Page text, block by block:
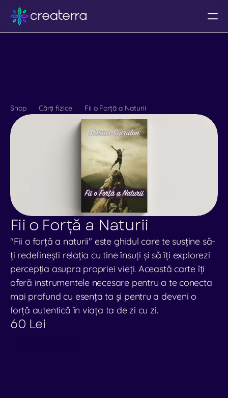
Partnership
Coworking
Contact
Shop
Spiritonomics
Spiritonomics
Shop Cărți fizice Fii o Forță a Naturii
Fii o Forță a Naturii
"Fii o forță a naturii" este ghidul care te susține să-
ți redefinești relația cu tine însuți și să îți explorezi
percepția asupra propriei vieți. Această carte îți
oferă instrumentele necesare pentru a te conecta
mai profund cu esența ta și pentru a deveni o
forță autentică în viața ta de zi cu zi.
60 Lei